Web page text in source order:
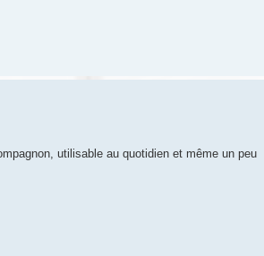
utilisable au quotidien et même un peu